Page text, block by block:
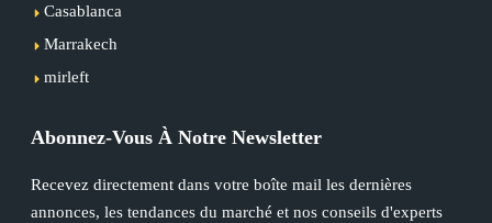
Casablanca
Marrakech
mirleft
Abonnez-Vous À Notre Newsletter
Recevez directement dans votre boîte mail les dernières
annonces, les tendances du marché et nos conseils d'experts